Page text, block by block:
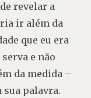
revelar a
ir além da
que eu era
e não
da medida –
palavra.